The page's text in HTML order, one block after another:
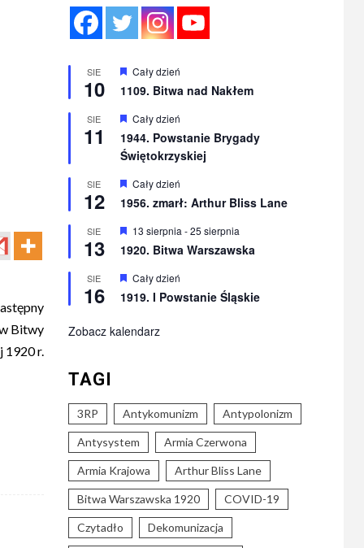
Bitwy
1920 r.
SIE
10
Wyróżnione
Cały dzień
1109. Bitwa nad Nakłem
SIE
11
Wyróżnione
Cały dzień
1944. Powstanie Brygady
Świętokrzyskiej
SIE
12
Wyróżnione
Cały dzień
1956. zmarł: Arthur Bliss Lane
SIE
13
Wyróżnione
13 sierpnia -25 sierpnia
1920. Bitwa Warszawska
SIE
16
Wyróżnione
Cały dzień
1919. I Powstanie Śląskie
Zobacz kalendarz
TAGI
3RP Antykomunizm Antypolonizm
Antysystem Armia Czerwona
Armia Krajowa Arthur Bliss Lane
Bitwa Warszawska 1920 COVID-19
Czytadło Dekomunizacja